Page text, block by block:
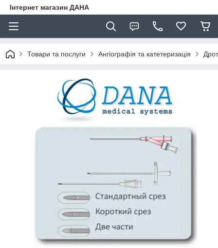
Інтернет магазин ДАНА
Товари та послуги Ангіографія та катетеризація